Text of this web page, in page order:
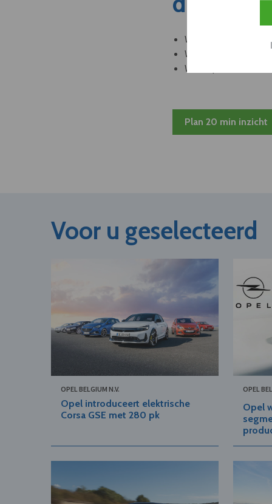
Welke leveranciers
Welke bedrijven
Welke partners en
Plan 20 min inzicht
Voor u geselecteerd
OPEL BELGIUM N.V.
Opel introduceert elektrische
Corsa GSE met 280 pk
OPEL
Opel